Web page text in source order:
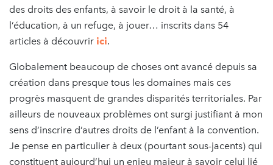
des droits des enfants, à savoir le droit à la santé, à
l’éducation, à un refuge, à jouer… inscrits dans 54
articles à découvrir ici.
Globalement beaucoup de choses ont avancé depuis sa
création dans presque tous les domaines mais ces
progrès masquent de grandes disparités territoriales. Par
ailleurs de nouveaux problèmes ont surgi justifiant à mon
sens d’inscrire d’autres droits de l’enfant à la convention.
Je pense en particulier à deux (pourtant sous-jacents) qui
constituent aujourd’hui un enjeu majeur à savoir celui lié